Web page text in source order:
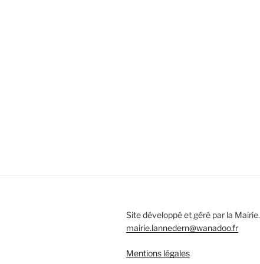
Site développé et géré par la Mairie.
mairie.lannedern@wanadoo.fr
Mentions légales